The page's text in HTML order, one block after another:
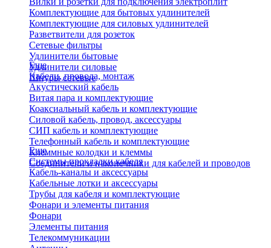
Комплектующие для бытовых удлинителей
Комплектующие для силовых удлинителей
Разветвители для розеток
Сетевые фильтры
Удлинители бытовые
Удлинители силовые
Шнуры сетевые
Еще
Кабели, провода, монтаж
Акустический кабель
Витая пара и комплектующие
Коаксиальный кабель и комплектующие
Силовой кабель, провод, аксессуары
СИП кабель и комплектующие
Телефонный кабель и комплектующие
Клеммные колодки и клеммы
Соединители и наконечники для кабелей и проводов
Еще
Системы прокладки кабеля
Кабель-каналы и аксессуары
Кабельные лотки и аксессуары
Трубы для кабеля и комплектующие
Фонари и элементы питания
Фонари
Элементы питания
Телекоммуникации